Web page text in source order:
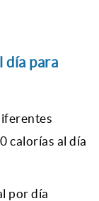
día para
calorías al día
por día